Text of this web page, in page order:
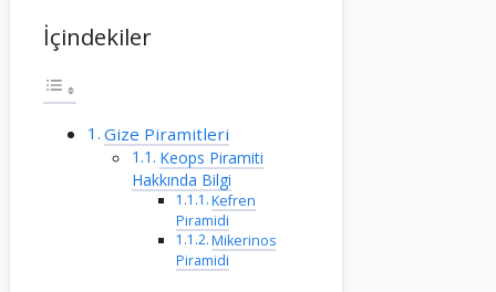
İçindekiler
Gize Piramitleri
Keops Piramiti
Hakkında Bilgi
Kefren
Piramidi
Mikerinos
Piramidi